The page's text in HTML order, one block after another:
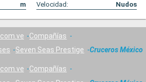
m Velocidad: Nudos
Compañías
Seven Seas Prestige Cruceros México
Compañías